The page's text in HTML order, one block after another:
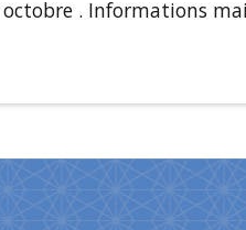
. Informations